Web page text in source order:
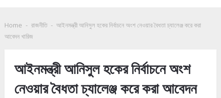
Home - রাজনীতি - আইনমন্ত্রী আনিসুল হকের নির্বাচনে অংশ নেওয়ার বৈধতা চ্যালেঞ্জ করে করা
আবেদন খারিজ
আইনমন্ত্রী আনিসুল হকের নির্বাচনে অংশ
নেওয়ার বৈধতা চ্যালেঞ্জ করে করা আবেদন